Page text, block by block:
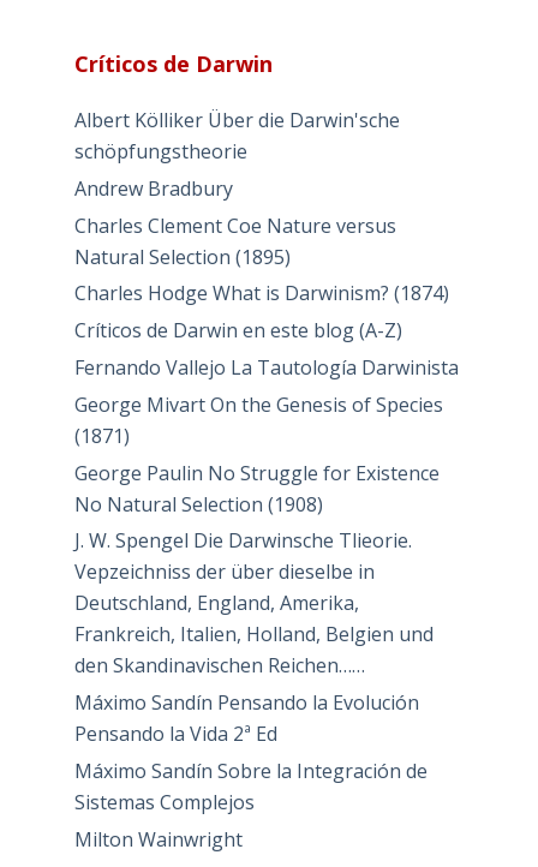
Críticos de Darwin
Albert Kölliker Über die Darwin'sche
schöpfungstheorie
Andrew Bradbury
Charles Clement Coe Nature versus
Natural Selection (1895)
Charles Hodge What is Darwinism? (1874)
Críticos de Darwin en este blog (A-Z)
Fernando Vallejo La Tautología Darwinista
George Mivart On the Genesis of Species
(1871)
George Paulin No Struggle for Existence
No Natural Selection (1908)
J. W. Spengel Die Darwinsche Tlieorie.
Vepzeichniss der über dieselbe in
Deutschland, England, Amerika,
Frankreich, Italien, Holland, Belgien und
den Skandinavischen Reichen……
Máximo Sandín Pensando la Evolución
Pensando la Vida 2ª Ed
Máximo Sandín Sobre la Integración de
Sistemas Complejos
Milton Wainwright